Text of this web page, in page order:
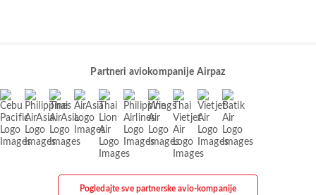
Partneri aviokompanije Airpaz
Pogledajte sve partnerske avio-kompanije